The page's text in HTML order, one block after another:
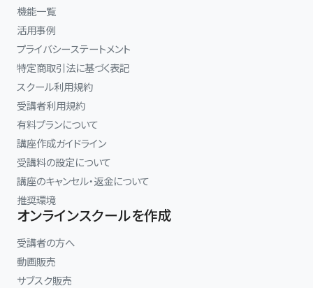
機能一覧
活用事例
プライバシーステートメント
特定商取引法に基づく表記
スクール利用規約
受講者利用規約
有料プランについて
講座作成ガイドライン
受講料の設定について
講座のキャンセル・返金について
推奨環境
オンラインスクールを作成
受講者の方へ
動画販売
サブスク販売